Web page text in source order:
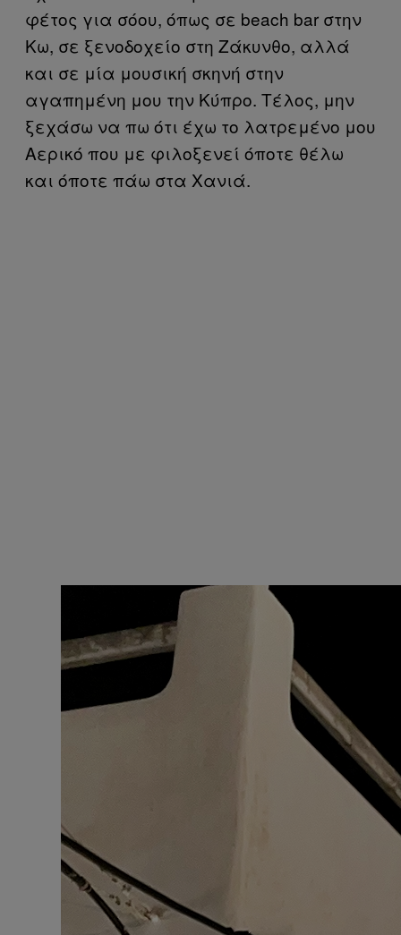
φέτος για σόου, όπως σε beach bar στην
Κω, σε ξενοδοχείο στη Ζάκυνθο, αλλά
και σε μία μουσική σκηνή στην
αγαπημένη μου την Κύπρο. Τέλος, μην
ξεχάσω να πω ότι έχω το λατρεμένο μου
Αερικό που με φιλοξενεί όποτε θέλω
και όποτε πάω στα Χανιά.